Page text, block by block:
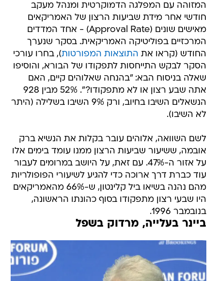
המזוהה עם המפלגה הדמוקרטית ומנהל מעקב
חודשי אחר מידת שביעות הרצון של האמריקאים
מאישים שונים (Approval Rate) - אחד המדדים
המרכזיים בפוליטיקה האמריקאית. בסקר שנערך
החודש (קראו את התוצאות המפורטות), בחרו עורכי
הסקר לבקש התייחסות לתפקודו של הבורא, והוסיפו
שאלה בניסוח הבא: "בהנחה שאלוהים קיים, האם
אתה שבע רצון או לא מתפקודו?". 52% מבין 928
הנשאלים השיבו בחיוב, ורק 9% השיבו בשלילה (היתר
לא השיבו).
לשם השוואה, אלוהים עובר בקלות את הנשיא ברק
אובמה, ששיעור שביעות הרצון ממנו עומד בימים אלו
על אזור ה-47%. עם זאת, על היושב במרומים לעבור
עוד כברת דרך ארוכה כדי להגיע לשיעורי הפופולריות
מהם נהנה בשיאו ביל קלינטון, ש-66% מהאמריקאים
היו שבעי רצון מתפקודו בסוף כהונתו הראשונה,
בנובמבר 1996.
ביינר בעלייה, מרדוק בשפל